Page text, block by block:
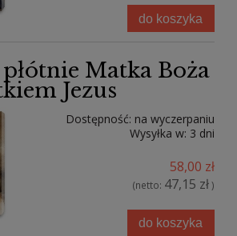
do koszyka
Matka Boża
Jezus
Dostępność: na wyczerpaniu
Wysyłka w: 3 dni
58,00 zł
(netto: 47,15 zł)
do koszyka